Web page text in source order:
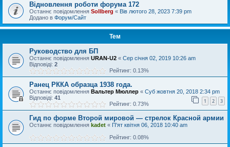
Відновлення роботи форума 172
Останнє повідомлення Sollberg « Вів лютого 28, 2023 7:39 pm
Додано в Форум/Сайт
Тем
Руководство для БП
Останнє повідомлення URAN-U2 « Сер січня 02, 2019 10:26 am
Відповіді: 2
Рейтинг: 0.13%
Ранец РККА образца 1938 года.
Останнє повідомлення Вальтер Мюллер « Суб жовтня 20, 2018 2:34 pm
Відповіді: 41 1 2 3
Рейтинг: 0.73%
Гид по форме Второй мировой — стрелок Красной армии
Останнє повідомлення kadet « П'ят квітня 06, 2018 10:40 am
Рейтинг: 0.08%